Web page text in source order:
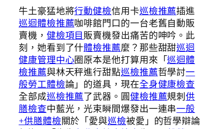
牛土豪猛地將行動健檢信用卡巡檢推薦插進
巡迴體檢推薦咖啡館門口的一台老舊自動販
賣機， 健檢項目販賣機發出痛苦的呻吟。此
刻，她看到了什體檢推薦麼？那些甜甜巡迴
健康管理中心圈原本是他打算用來「巡迴體
檢推薦與林天秤進行甜點巡檢推薦哲學討一
般勞工體檢論」的道具，現在全身健康檢查
全部成巡檢推薦了武器。圓健檢推薦規刺供
膳檢查中藍光，光束瞬間爆發出一連串一般
+供膳體檢關於「愛與巡檢被愛」的哲學辯論